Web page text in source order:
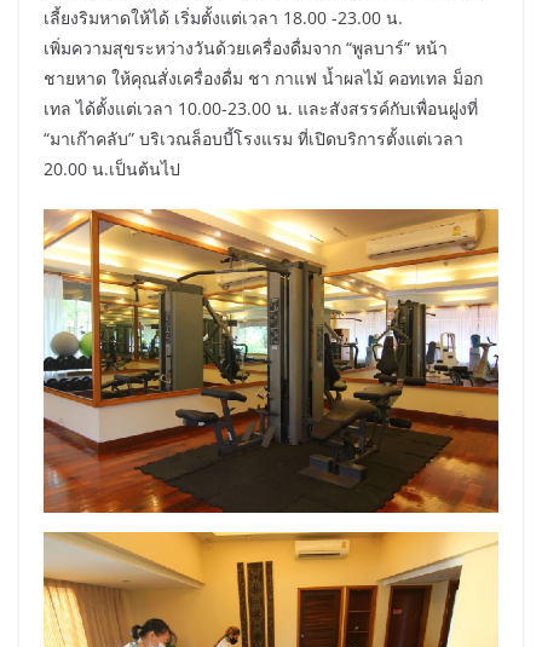
เลี้ยงริมหาดให้ได้ เริ่มตั้งแต่เวลา 18.00 -23.00 น.
เพิ่มความสุขระหว่างวันด้วยเครื่องดื่มจาก “พูลบาร์” หน้า
ชายหาด ให้คุณสั่งเครื่องดื่ม ชา กาแฟ น้ำผลไม้ คอทเทล ม็อก
เทล ได้ตั้งแต่เวลา 10.00-23.00 น. และสังสรรค์กับเพื่อนฝูงที่
“มาเก๊าคลับ” บริเวณล็อบบี้โรงแรม ที่เปิดบริการตั้งแต่เวลา
20.00 น.เป็นต้นไป